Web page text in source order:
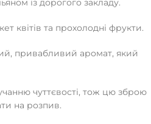
із дорогого закладу.
квітів та прохолодні фрукти.
привабливий аромат, який
чуттєвості, тож цю зброю
на розпив.